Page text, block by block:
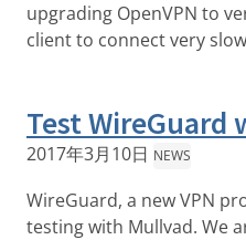
upgrading OpenVPN to
client to connect very
Test
2017年3月10日 NEWS
WireGuard, a new VPN
testing with Mullvad. We